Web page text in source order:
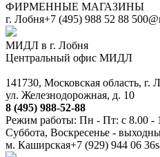
ФИРМЕННЫЕ МАГАЗИНЫ
г. Лобня+7 (495) 988 52 88
МИДЛ в г. Лобня
Центральный офис МИДЛ
141730, Московская область, г.
ул. Железнодорожная, д. 10
8 (495) 988-52-88
Режим работы: Пн - Пт: с 8.00 -
Суббота, Воскресенье -
м. Каширская+7 (929) 944 06 36